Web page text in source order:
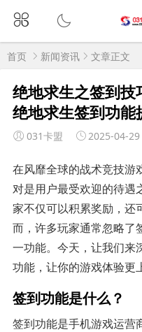
首页 新闻资讯 文章正文
绝地求生之签到
绝地求生签到功能
031卡盟 2025-04-29
在风靡全球的战术竞技游
对是用户最受欢迎的待遇
家不仅可以积累奖励，还
而，许多玩家通常忽略了
一功能。今天，让我们来
功能，让你的游戏体验更
签到功能是什么？
签到功能是手机游戏运营